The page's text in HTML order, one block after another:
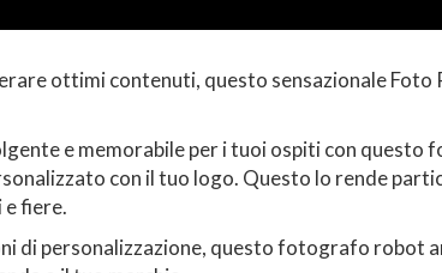
ottimi contenuti, questo sensazionale
e memorabile per i tuoi ospiti con
con il tuo logo. Questo lo rende
e fiere.
di personalizzazione, questo fotografo robot